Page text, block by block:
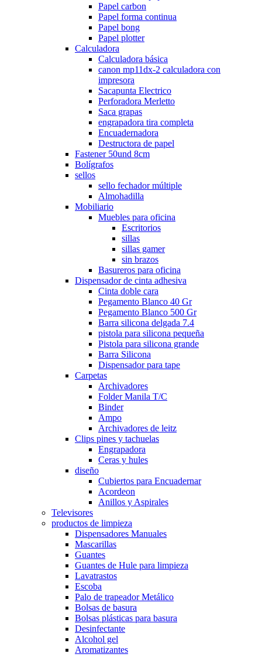
Papel carbon
Papel forma continua
Papel bong
Papel plotter
Calculadora
Calculadora básica
canon mp11dx-2 calculadora con
impresora
Sacapunta Electrico
Perforadora Merletto
Saca grapas
engrapadora tira completa
Encuadernadora
Destructora de papel
Fastener 50und 8cm
Bolígrafos
sellos
sello fechador múltiple
Almohadilla
Mobiliario
Muebles para oficina
Escritorios
sillas
sillas gamer
sin brazos
Basureros para oficina
Dispensador de cinta adhesiva
Cinta doble cara
Pegamento Blanco 40 Gr
Pegamento Blanco 500 Gr
Barra silicona delgada 7.4
pistola para silicona pequeña
Pistola para silicona grande
Barra Silicona
Dispensador para tape
Carpetas
Archivadores
Folder Manila T/C
Binder
Ampo
Archivadores de leitz
Clips pines y tachuelas
Engrapadora
Ceras y hules
diseño
Cubiertos para Encuadernar
Acordeon
Anillos y Aspirales
Televisores
productos de limpieza
Dispensadores Manuales
Mascarillas
Guantes
Guantes de Hule para limpieza
Lavatrastos
Escoba
Palo de trapeador Metálico
Bolsas de basura
Bolsas plásticas para basura
Desinfectante
Alcohol gel
Aromatizantes